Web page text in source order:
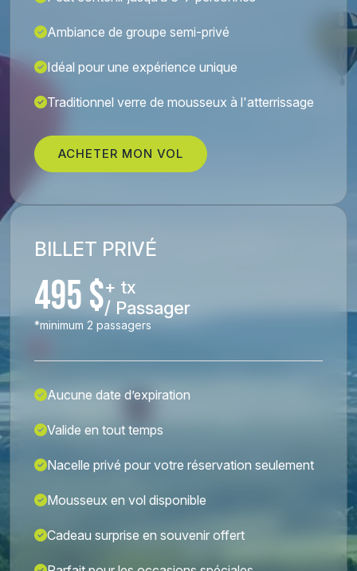
Ambiance de groupe semi-privé
Idéal pour une expérience unique
Traditionnel verre de mousseux à l'atterrissage
ACHETER MON VOL
BILLET PRIVÉ
495 $+ tx
/ Passager
*minimum 2 passagers
Aucune date d’expiration
Valide en tout temps
Nacelle privé pour votre réservation seulement
Mousseux en vol disponible
Cadeau surprise en souvenir offert